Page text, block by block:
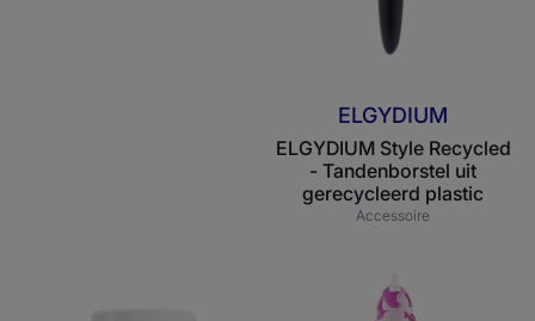
ELGYDIUM
ELGYDIUM Style Recycled
- Tandenborstel uit
gerecycleerd plastic
Accessoire
Kids